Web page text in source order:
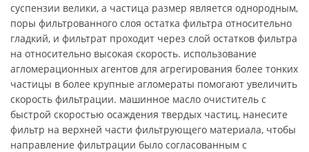
суспензии велики, а частица размер является однородным,
поры фильтрованного слоя остатка фильтра относительно
гладкий, и фильтрат проходит через слой остатков фильтра
на относительно высокая скорость. использование
агломерационных агентов для агрегирования более тонких
частицы в более крупные агломераты помогают увеличить
скорость фильтрации. машинное масло очиститель с
быстрой скоростью осаждения твердых частиц, нанесите
фильтр на верхней части фильтрующего материала, чтобы
направление фильтрации было согласованным с